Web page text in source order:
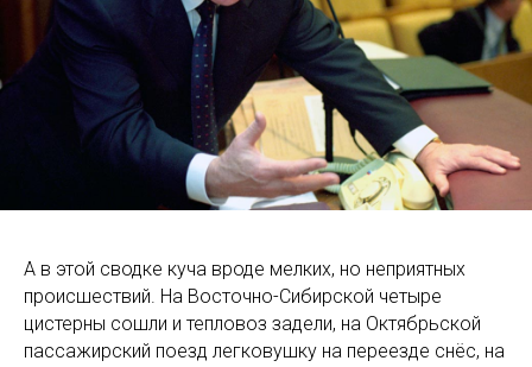
А в этой сводке куча вроде мелких, но неприятных
происшествий. На Восточно-Сибирской четыре
цистерны сошли и тепловоз задели, на Октябрьской
пассажирский поезд легковушку на переезде снёс, на